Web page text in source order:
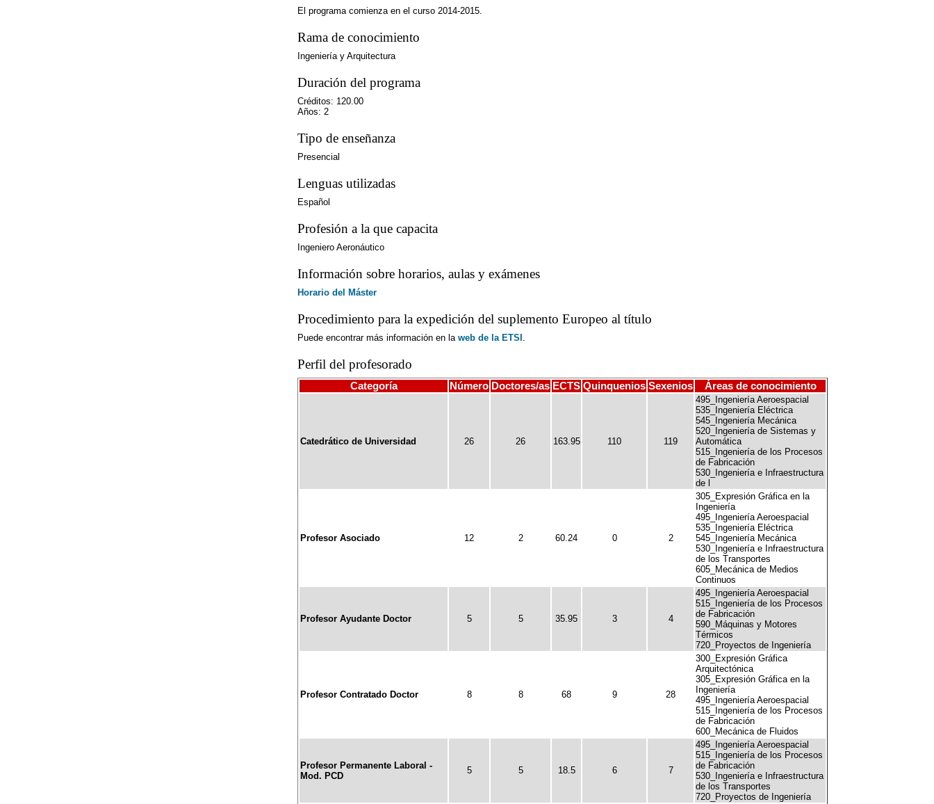
El programa comienza en el curso 2014-2015.
Rama de conocimiento
Ingeniería y Arquitectura
Duración del programa
Créditos: 120.00
Años: 2
Tipo de enseñanza
Presencial
Lenguas utilizadas
Español
Profesión a la que capacita
Ingeniero Aeronáutico
Información sobre horarios, aulas y exámenes
Horario del Máster
Procedimiento para la expedición del suplemento Europeo al título
Puede encontrar más información en la web de la ETSI .
Perfil del profesorado
Categoría Número Doctores/as ECTS Quinquenios Sexenios Áreas de conocimiento
Catedrático de Universidad 26 26 163.95 110 119
495_Ingeniería Aeroespacial
535_Ingeniería Eléctrica
545_Ingeniería Mecánica
520_Ingeniería de Sistemas y
Automática
515_Ingeniería de los Procesos
de Fabricación
530_Ingeniería e Infraestructura
de l
Profesor Asociado 12 2 60.24 0 2
305_Expresión Gráfica en la
Ingeniería
495_Ingeniería Aeroespacial
535_Ingeniería Eléctrica
545_Ingeniería Mecánica
530_Ingeniería e Infraestructura
de los Transportes
605_Mecánica de Medios
Continuos
Profesor Ayudante Doctor 5 5 35.95 3 4
495_Ingeniería Aeroespacial
515_Ingeniería de los Procesos
de Fabricación
590_Máquinas y Motores
Térmicos
720_Proyectos de Ingeniería
Profesor Contratado Doctor 8 8 68 9 28
300_Expresión Gráfica
Arquitectónica
305_Expresión Gráfica en la
Ingeniería
495_Ingeniería Aeroespacial
515_Ingeniería de los Procesos
de Fabricación
600_Mecánica de Fluidos
Profesor Permanente Laboral -
Mod. PCD
5 5 18.5 6 7
495_Ingeniería Aeroespacial
515_Ingeniería de los Procesos
de Fabricación
530_Ingeniería e Infraestructura
de los Transportes
720_Proyectos de Ingeniería